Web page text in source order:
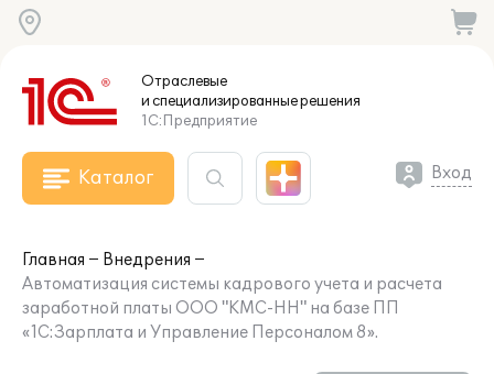
Отраслевые
и специализированныерешения
1С:Предприятие
Каталог Вход
Главная
Внедрения
Автоматизация системы кадрового учета и расчета
заработной платы ООО "КМС-НН" на базе ПП
«1С:Зарплата и Управление Персоналом 8».